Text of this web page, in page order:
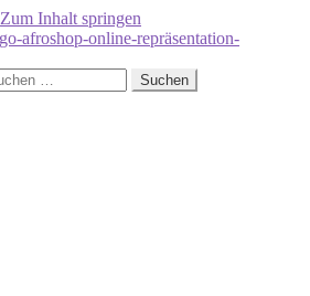
Zum Inhalt springen
Suchen